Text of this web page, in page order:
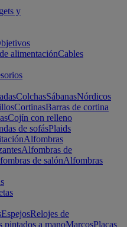
y
alimentaciónCables
ColchasSábanasNórdicos
CortinasBarras de cortina
Cojín con relleno
de sofásPlaids
Alfombras
Alfombras de
de salónAlfombras
EspejosRelojes de
pintados a manoMarcosPlacas